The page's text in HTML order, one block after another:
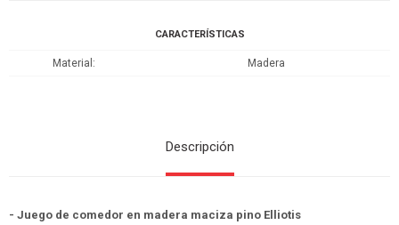
CARACTERÍSTICAS
Material Madera
Descripción
- Juego de comedor en madera maciza pino Elliotis